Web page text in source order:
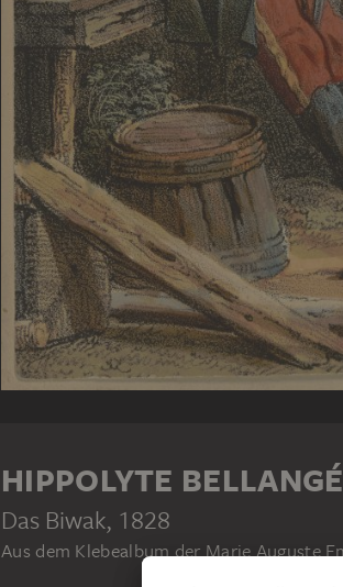
HIPPOLYTE BELLANGÉ
Das Biwak, 1828
Aus dem Klebealbum der Marie Auguste